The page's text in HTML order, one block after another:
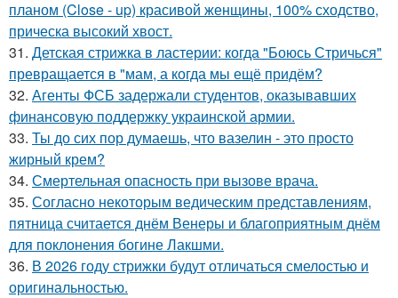
планом (Close - up) красивой женщины, 100% сходство,
прическа высокий хвост.
31. Детская стрижка в ластерии: когда "Боюсь Стричься"
превращается в "мам, а когда мы ещё придём?
32. Агенты ФСБ задержали студентов, оказывавших
финансовую поддержку украинской армии.
33. Ты до сих пор думаешь, что вазелин - это просто
жирный крем?
34. Смертельная опасность при вызове врача.
35. Согласно некоторым ведическим представлениям,
пятница считается днём Венеры и благоприятным днём
для поклонения богине Лакшми.
36. В 2026 году стрижки будут отличаться смелостью и
оригинальностью.